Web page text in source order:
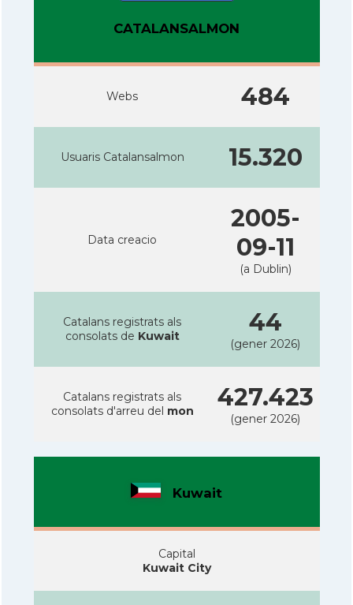
CATALANSALMON
Webs 484
Usuaris Catalansalmon 15.320
Data creacio
2005-
09-11
(a Dublin)
Catalans registrats als
consolats de Kuwait 44
(gener 2026)
Catalans registrats als
consolats d'arreu del mon 427.423
(gener 2026)
Kuwait
Capital
Kuwait City